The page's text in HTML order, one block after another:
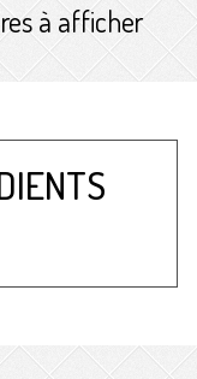
à afficher